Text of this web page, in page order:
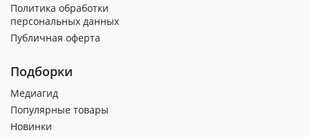
Политика обработки
персональных данных
Публичная оферта
Подборки
Медиагид
Популярные товары
Новинки